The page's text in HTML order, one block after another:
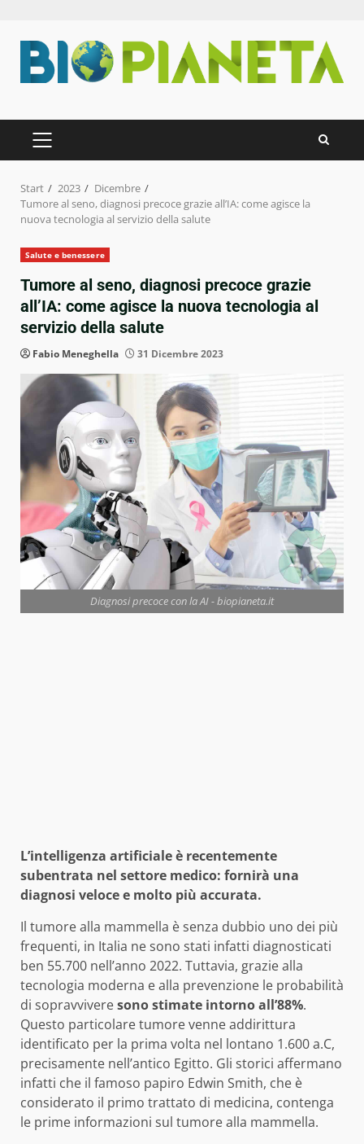
Inhalt
springen
PRIMÄRES
MENÜ
Start 2023
Dicembre
Tumore al seno, diagnosi precoce grazie all’IA: come agisce la
nuova tecnologia al servizio della salute
Salute e benessere
Tumore al seno, diagnosi precoce grazie
all’IA: come agisce la nuova tecnologia al
servizio della salute
Fabio Meneghella 31 Dicembre 2023
Diagnosi precoce con la AI - biopianeta.it
L’intelligenza artificiale è recentemente
subentrata nel settore medico: fornirà una
diagnosi veloce e molto più accurata.
Il tumore alla mammella è senza dubbio uno dei più
frequenti, in Italia ne sono stati infatti diagnosticati
ben 55.700 nell’anno 2022. Tuttavia, grazie alla
tecnologia moderna e alla prevenzione le probabilità
di sopravviveresono stimate intorno all’88%.
Questo particolare tumore venne addirittura
identificato per la prima volta nel lontano 1.600 a.C,
precisamente nell’antico Egitto. Gli storici affermano
infatti che il famoso papiro Edwin Smith, che è
considerato il primo trattato di medicina, contenga
le prime informazioni sul tumore alla mammella.